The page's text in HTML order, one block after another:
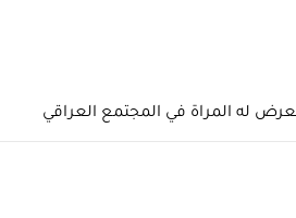
له المراة في المجتمع العراقي